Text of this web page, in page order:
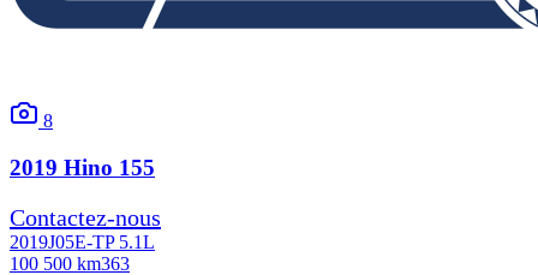
8
2019 Hino 155
Contactez-nous
2019J05E-TP 5.1L
100 500 km363